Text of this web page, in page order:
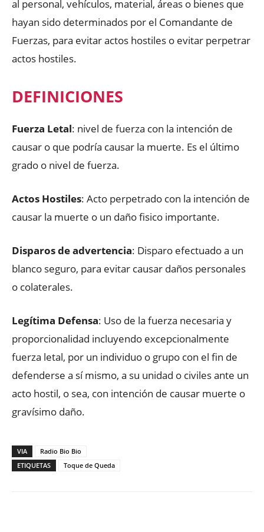
al personal, vehículos, material, áreas o bienes que
hayan sido determinados por el Comandante de
Fuerzas, para evitar actos hostiles o evitar perpetrar
actos hostiles.
DEFINICIONES
Fuerza Letal: nivel de fuerza con la intención de
causar o que podría causar la muerte. Es el último
grado o nivel de fuerza.
Actos Hostiles: Acto perpetrado con la intención de
causar la muerte o un daño fisico importante.
Disparos de advertencia: Disparo efectuado a un
blanco seguro, para evitar causar daños personales
o colaterales.
Legítima Defensa: Uso de la fuerza necesaria y
proporcionalidad incluyendo excepcionalmente
fuerza letal, por un individuo o grupo con el fin de
defenderse a sí mismo, a su unidad o civiles ante un
acto hostil, o sea, con intención de causar muerte o
gravísimo daño.
VIA
Radio Bio Bio
ETIQUETAS
Toque de Queda